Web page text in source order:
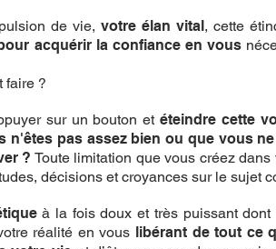
de vie, votre élan vital, cette
acquérir la confiance en vous
faire ?
sur un bouton etéteindre cette
n'êtes pas assez bien ou que vous
? Toute limitation que vous créez dans
décisions et croyances sur le sujet
à la fois doux et très puissant dont
réalité en vous libérant de tout ce